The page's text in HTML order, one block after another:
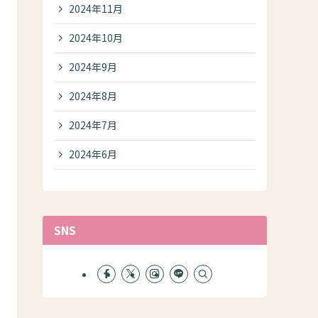
2024年11月
2024年10月
2024年9月
2024年8月
2024年7月
2024年6月
SNS